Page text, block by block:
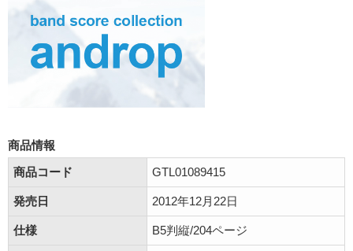
商品情報
商品コード
GTL01089415
発売日 2012年12月22日
仕様 B5判縦/204ページ